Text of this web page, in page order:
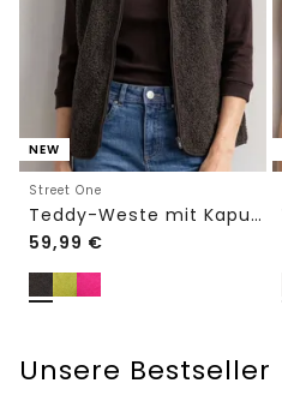
NEW
Street One
Teddy-Weste mit Kapuze und Zipper
59,99 €
Unsere Bestseller